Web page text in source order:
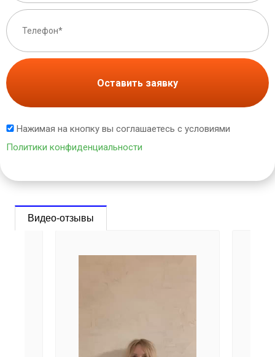
Оставить заявку
Нажимая на кнопку вы соглашаетесь с условиями
Политики конфиденциальности
Видео-отзывы